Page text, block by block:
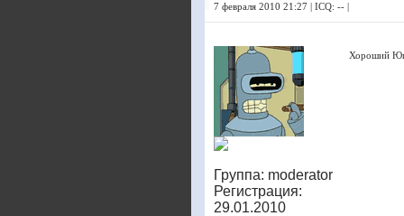
7 февраля 2010 21:27 | ICQ: -- |
Группа: moderator
Регистрация:
29.01.2010
Хороший